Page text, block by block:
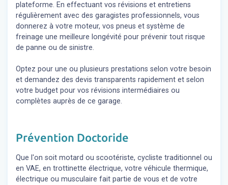
plateforme. En effectuant vos révisions et entretiens
régulièrement avec des garagistes professionnels, vous
donnerez à votre moteur, vos pneus et système de
freinage une meilleure longévité pour prévenir tout risque
de panne ou de sinistre.
Optez pour une ou plusieurs prestations selon votre besoin
et demandez des devis transparents rapidement et selon
votre budget pour vos révisions intermédiaires ou
complètes auprès de ce garage.
Prévention Doctoride
Que l'on soit motard ou scootériste, cycliste traditionnel ou
en VAE, en trottinette électrique, votre véhicule thermique,
électrique ou musculaire fait partie de vous et de votre